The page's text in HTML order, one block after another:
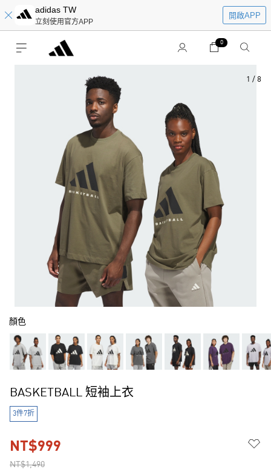
adidas TW
立刻使用官方APP
開啟APP
0
1 / 8
顏色
BASKETBALL 短袖上衣
3件7折
NT$1,490
NT$999